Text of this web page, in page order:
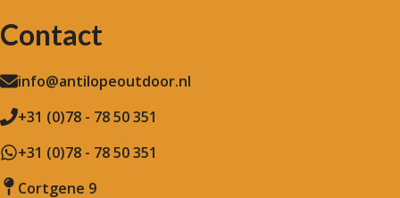
Contact
info@antilopeoutdoor.nl
+31 (0)78 - 78 50 351
+31 (0)78 - 78 50 351
Cortgene 9